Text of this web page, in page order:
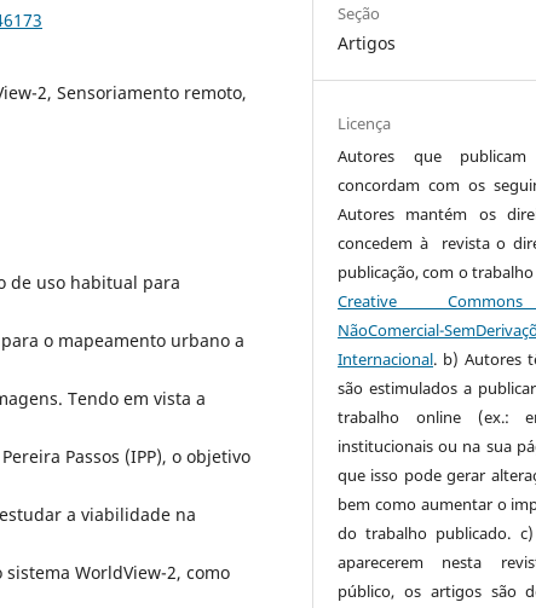
2, Sensoriamento remoto,
de uso habitual para
o mapeamento urbano a
Tendo em vista a
Passos (IPP), o objetivo
a viabilidade na
WorldView-2, como
Seção
Artigos
Licença
Autores que
concordam com os
Autores mantém os
concedem à revista o
publicação, com o
Creative
NãoComercial-
Internacional. b) Autores
são estimulados a
trabalho online (ex.:
institucionais ou na sua
que isso pode gerar
bem como aumentar o
do trabalho publicado.
aparecerem nesta
público, os artigos são